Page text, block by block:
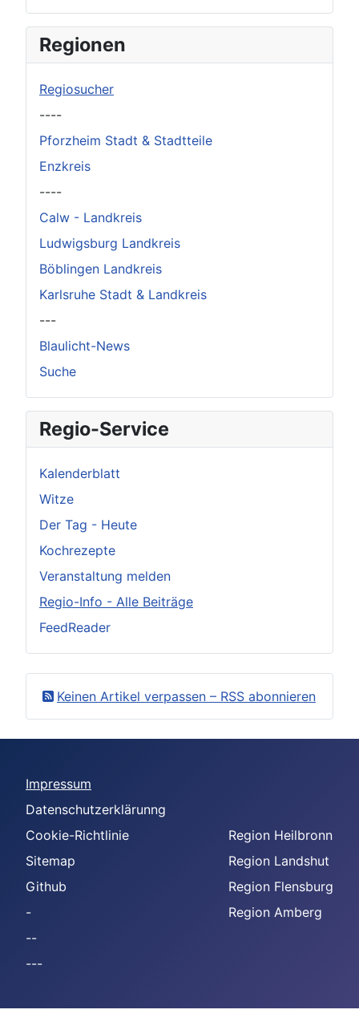
Regionen
Regiosucher
----
Pforzheim Stadt & Stadtteile
Enzkreis
----
Calw - Landkreis
Ludwigsburg Landkreis
Böblingen Landkreis
Karlsruhe Stadt & Landkreis
---
Blaulicht-News
Suche
Regio-Service
Kalenderblatt
Witze
Der Tag - Heute
Kochrezepte
Veranstaltung melden
Regio-Info - Alle Beiträge
FeedReader
Keinen Artikel verpassen – RSS abonnieren
Impressum
Datenschutzerklärunng
Cookie-Richtlinie
Sitemap
Github
-
--
---
Region Heilbronn
Region Landshut
Region Flensburg
Region Amberg